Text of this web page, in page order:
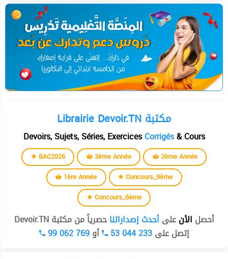
Librairie Devoir.TN مكتبة
Devoirs, Sujets, Séries, ExercicesCorrigés& Cours
BAC2026 3ème Année
2ème Année
1ère Année
Concours_9ème
Concours_6ème
أحصل الأنعلىأحدث إصداراتناحصرياً من مكتبة Devoir.TN
إتصل على53 044 233 أو99 062 769